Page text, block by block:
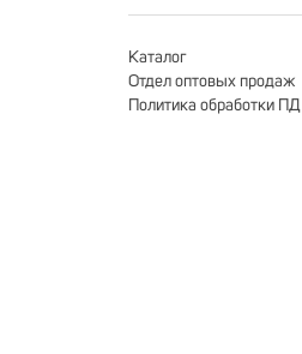
Каталог
Отдел оптовых продаж
Политика обработки ПД